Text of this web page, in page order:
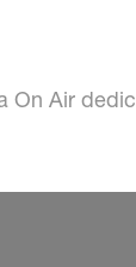
On Air